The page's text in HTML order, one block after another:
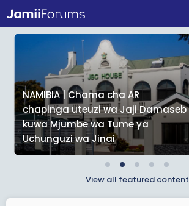
NAMIBIA | Chama cha AR
chapinga uteuzi wa Jaji Damaseb
kuwa Mjumbe wa Tume ya
Uchunguzi wa Jinai
View all featured content